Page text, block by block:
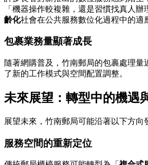
「機器操作較複雜，還是習慣找真人辦
齡化社會在公共服務數位化過程中的適
包裹業務量顯著成長
隨著網購普及，竹南郵局的包裹處理量
了新的工作模式與空間配置調整。
未來展望：轉型中的機遇
展望未來，竹南郵局可能沿著以下方向
服務空間的重新定位